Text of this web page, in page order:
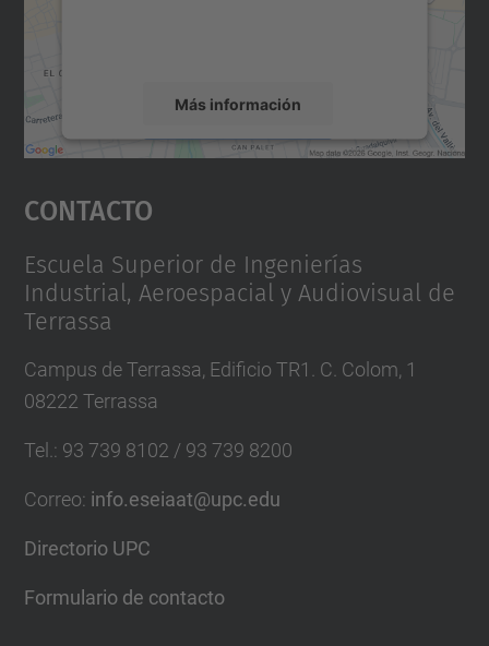
Más información
Aceptar
powered by
Contacto
Escuela Superior de Ingenierías
Industrial, Aeroespacial y Audiovisual de
Terrassa
Campus de Terrassa, Edificio TR1. C. Colom, 1
08222 Terrassa
Tel. : 93 739 8102 / 93 739 8200
Correo: info.eseiaat@upc.edu
Directorio UPC
Formulario de contacto